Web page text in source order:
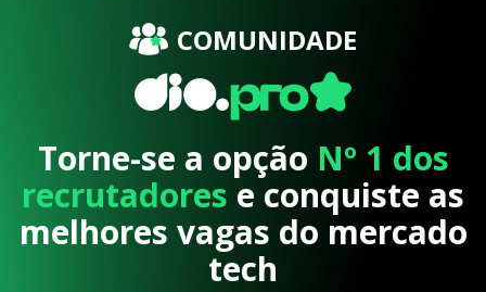
COMUNIDADE
Torne-se a opção Nº 1 dos
recrutadores e conquiste as
melhores vagas do mercado
tech